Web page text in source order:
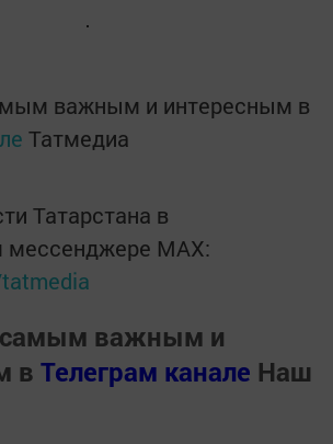
важным и интересным в
Татмедиа
Татарстана в
мессенджере MАХ:
самым важным и
в Телеграм канале Наш